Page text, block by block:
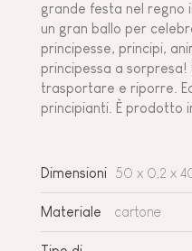
grande festa nel regno
un gran ballo per
principesse, principi,
principessa a
trasportare e riporre.
principianti. È prodotto
Dimensioni 50 x 0,2 x
Materiale cartone